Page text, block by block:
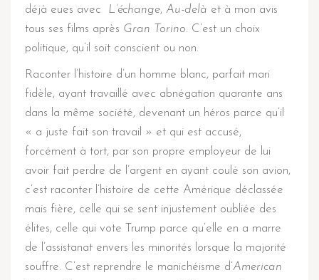
déjà eues avec L’échange, Au-delà et à mon avis
tous ses films après Gran Torino. C’est un choix
politique, qu’il soit conscient ou non.
Raconter l’histoire d’un homme blanc, parfait mari
fidèle, ayant travaillé avec abnégation quarante ans
dans la même société, devenant un héros parce qu’il
« a juste fait son travail » et qui est accusé,
forcément à tort, par son propre employeur de lui
avoir fait perdre de l’argent en ayant coulé son avion,
c’est raconter l’histoire de cette Amérique déclassée
mais fière, celle qui se sent injustement oubliée des
élites, celle qui vote Trump parce qu’elle en a marre
de l’assistanat envers les minorités lorsque la majorité
souffre. C’est reprendre le manichéisme d’American